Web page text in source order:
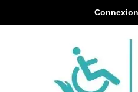
Connexion